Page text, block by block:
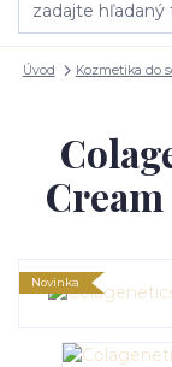
Úvod Kozmetika do
Novinka